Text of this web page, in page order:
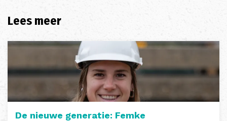
Lees meer
De nieuwe generatie: Femke